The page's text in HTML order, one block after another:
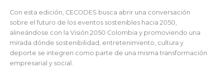
Con esta edición, CECODES busca abrir una conversación
sobre el futuro de los eventos sostenibles hacia 2050,
alineándose con la Visión 2050 Colombia y promoviendo una
mirada dónde sostenibilidad, entretenimiento, cultura y
deporte se integren como parte de una misma transformación
empresarial y social.